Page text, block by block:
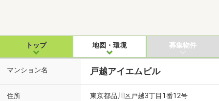
トップ 地図・環境 募集物件
マンション名 戸越アイエムビル
住所 東京都品川区戸越3丁目1番12号